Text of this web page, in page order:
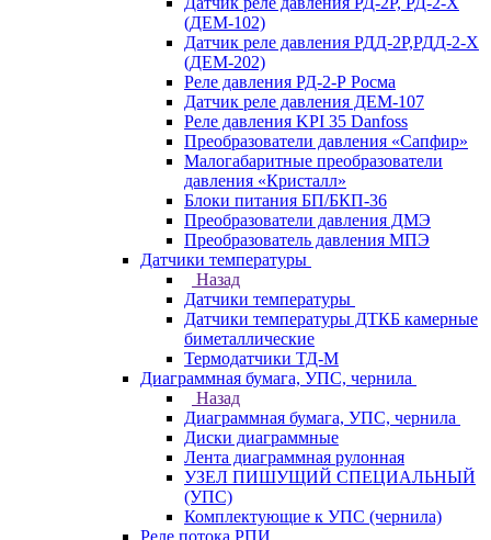
(ДЕМ-102)
Датчик реле давления РДД-2Р,РДД-2-Х
(ДЕМ-202)
Реле давления РД-2-Р Росма
Датчик реле давления ДЕМ-107
Реле давления KPI 35 Danfoss
Преобразователи давления «Сапфир»
Малогабаритные преобразователи
давления «Кристалл»
Блоки питания БП/БКП-36
Преобразователи давления ДМЭ
Преобразователь давления МПЭ
Датчики температуры
Назад
Датчики температуры
Датчики температуры ДТКБ камерные
биметаллические
Термодатчики ТД-М
Диаграммная бумага, УПС, чернила
Назад
Диаграммная бумага, УПС, чернила
Диски диаграммные
Лента диаграммная рулонная
УЗЕЛ ПИШУЩИЙ СПЕЦИАЛЬНЫЙ
(УПС)
Комплектующие к УПС (чернила)
Реле потока РПИ